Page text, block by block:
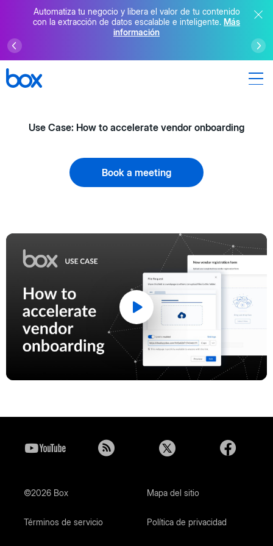
Automatiza tu negocio y libera el valor de tu contenido
con la extracción de datos escalable e inteligente. Más
información
Use Case: How to accelerate vendor onboarding
Book a meeting
Play
©2026 Box Mapa del sitio
Términos de servicio Política de privacidad